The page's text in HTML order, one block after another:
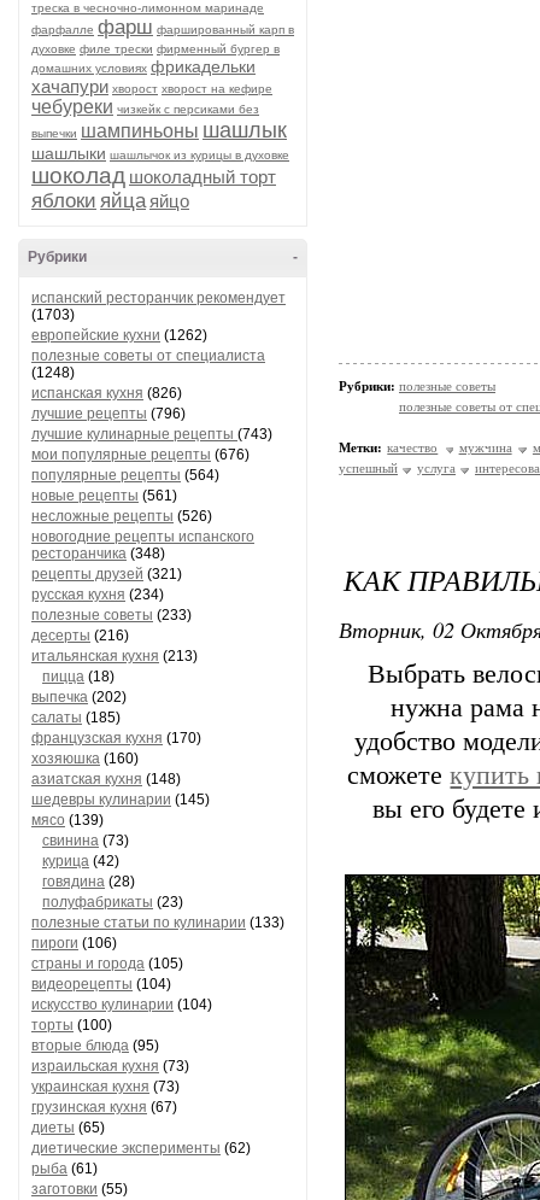
треска в чесночно-лимонном маринаде
фарфалле фарш фаршированный карп в
духовке филе трески фирменный бургер в
домашних условиях фрикадельки
хачапури хворост хворост на кефире
чебуреки чизкейк с персиками без
выпечки шампиньоны шашлык
шашлыки шашлычок из курицы в духовке
шоколад шоколадный торт
яблоки яйца яйцо
-
Рубрики
испанский ресторанчик рекомендует
(1703)
европейские кухни (1262)
полезные советы от специалиста
(1248)
испанская кухня (826)
лучшие рецепты (796)
лучшие кулинарные рецепты (743)
мои популярные рецепты (676)
популярные рецепты (564)
новые рецепты (561)
несложные рецепты (526)
новогодние рецепты испанского
ресторанчика (348)
рецепты друзей (321)
русская кухня (234)
полезные советы (233)
десерты (216)
итальянская кухня (213)
пицца (18)
выпечка (202)
салаты (185)
французская кухня (170)
хозяюшка (160)
азиатская кухня (148)
шедевры кулинарии (145)
мясо (139)
свинина (73)
курица (42)
говядина (28)
полуфабрикаты (23)
полезные статьи по кулинарии (133)
пироги (106)
страны и города (105)
видеорецепты (104)
искусство кулинарии (104)
торты (100)
вторые блюда (95)
израильская кухня (73)
украинская кухня (73)
грузинская кухня (67)
диеты (65)
диетические эксперименты (62)
рыба (61)
заготовки (55)
Рубрики: полезные советы
полезные советы от
Метки: качество мужчина
успешный
услуга
КАК
Вторник, 02
Выбрать
нужна рама
удобство
сможетекупить
вы его будете